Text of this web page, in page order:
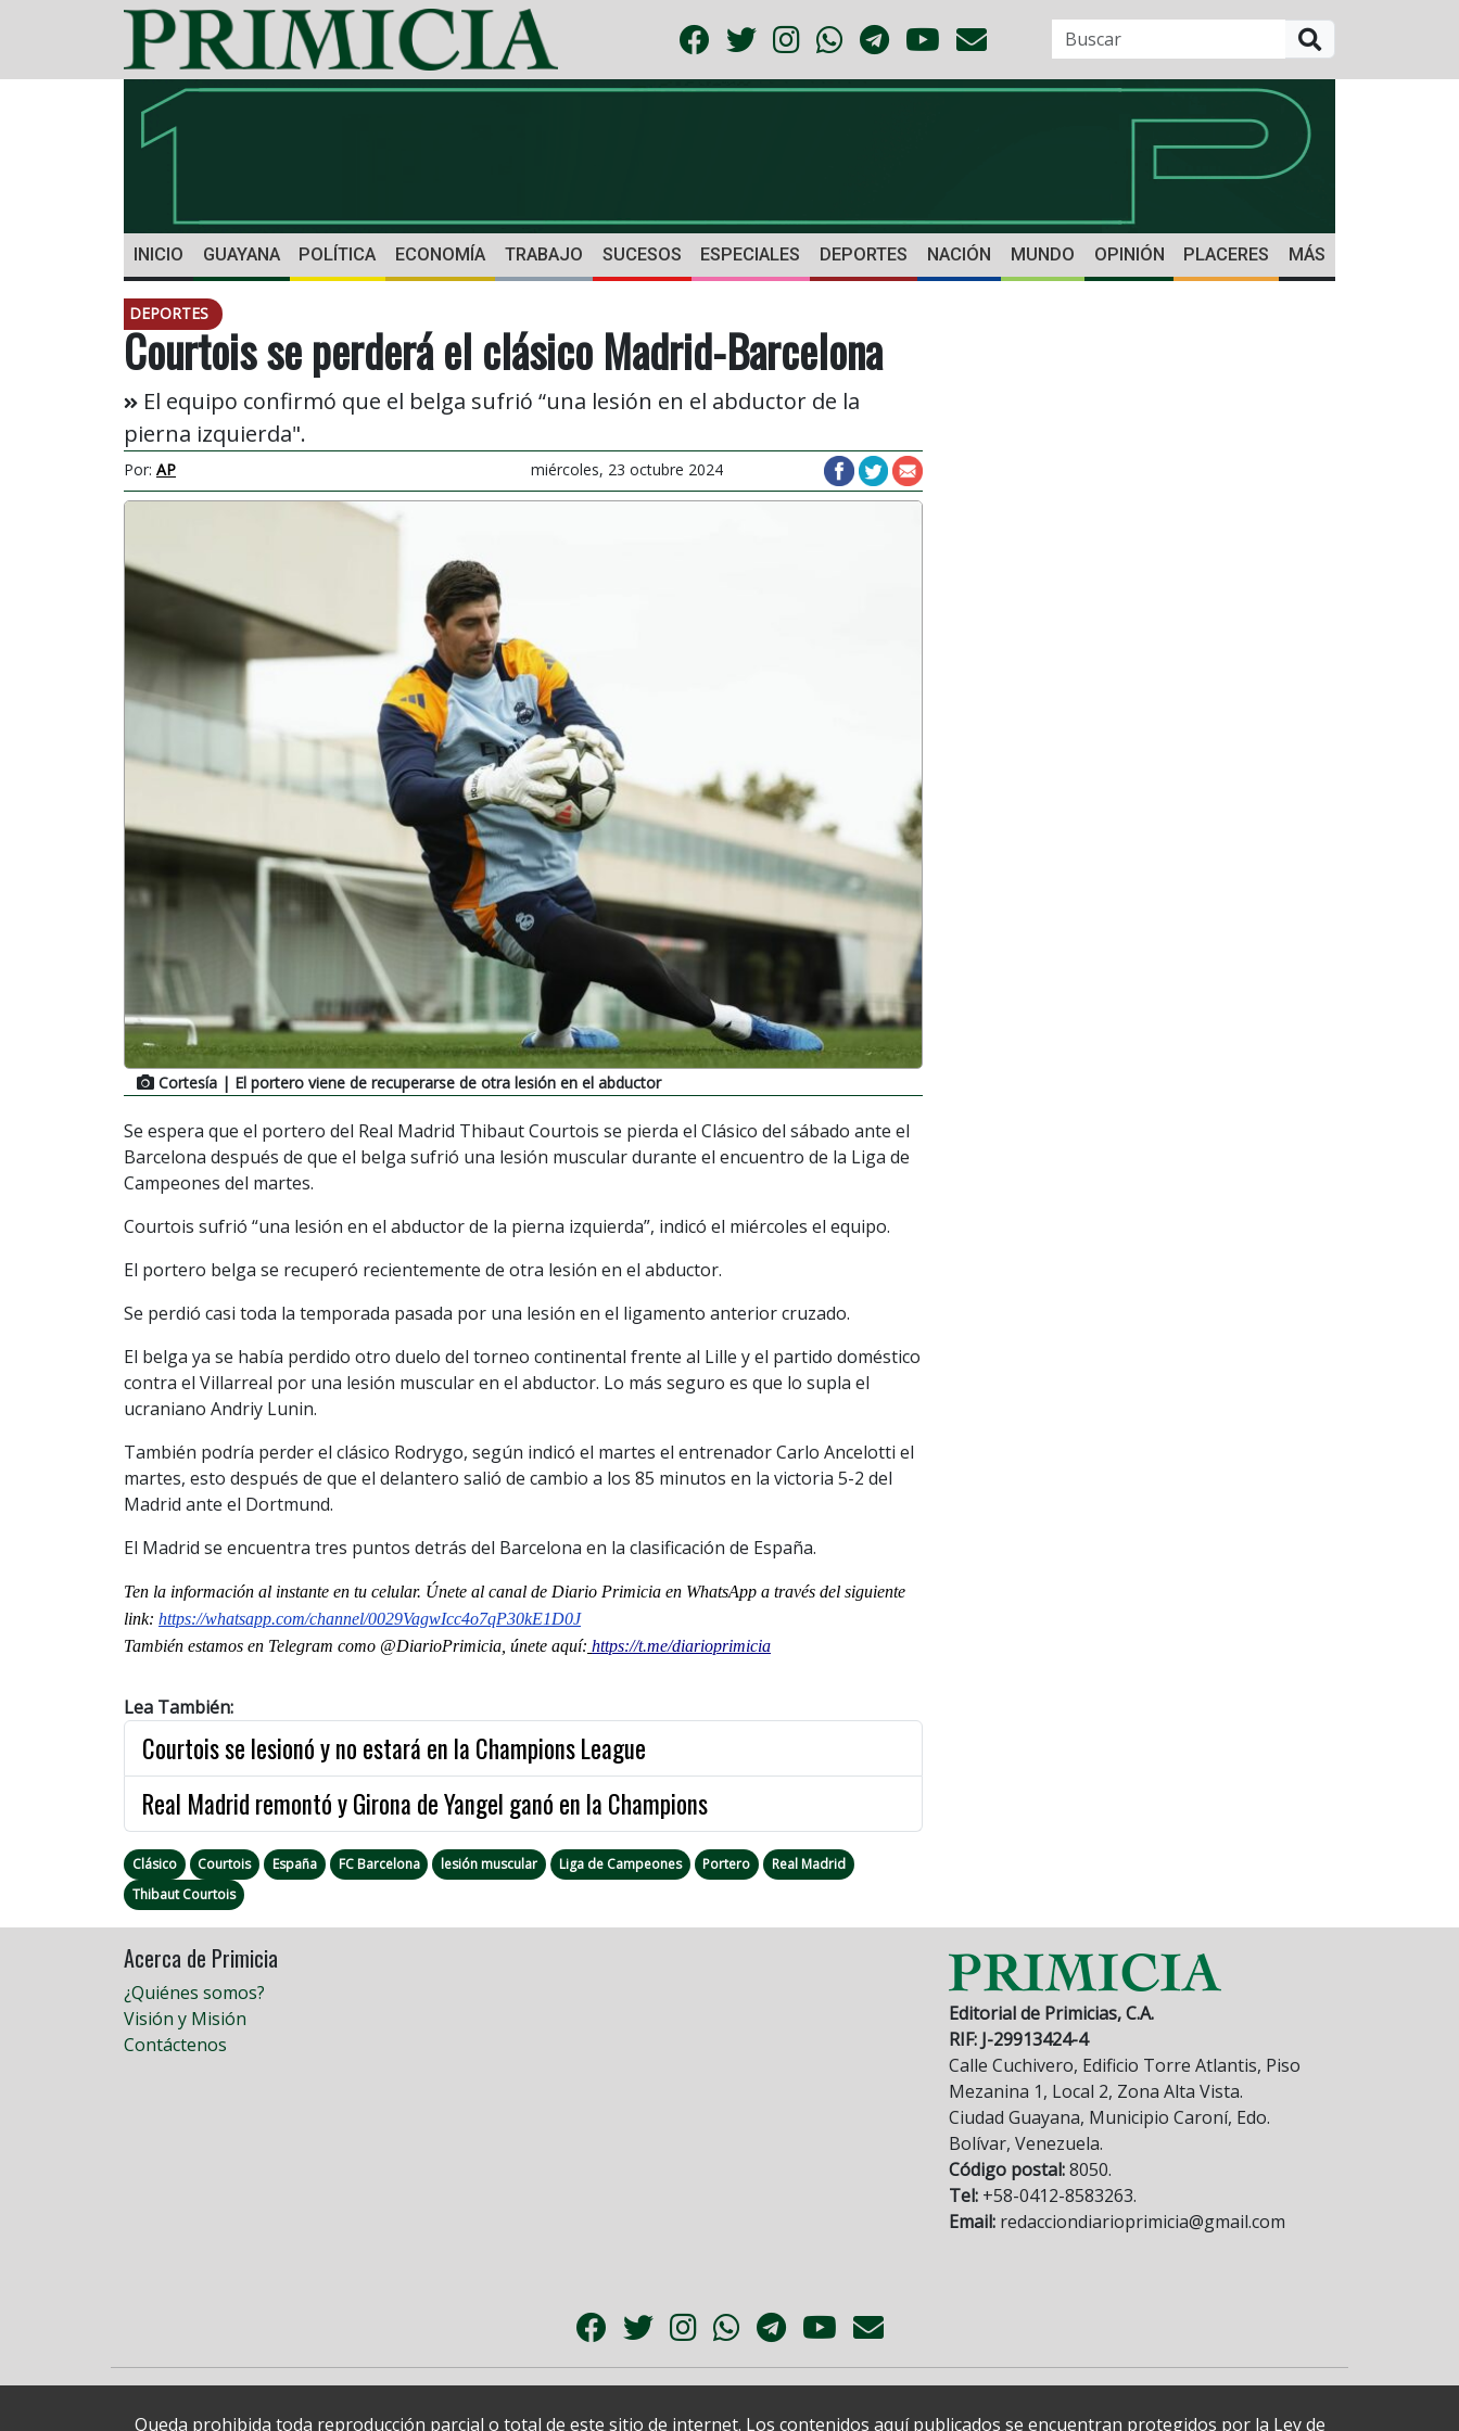
INICIO GUAYANA POLÍTICA ECONOMÍA TRABAJO SUCESOS ESPECIALES DEPORTES NACIÓN MUNDO OPINIÓN PLACERES MÁS
DEPORTES
Courtois se perderá el clásico Madrid-Barcelona
El equipo confirmó que el belga sufrió “una lesión en el abductor de la
pierna izquierda".
Por: AP miércoles, 23 octubre 2024
Cortesía | El portero viene de recuperarse de otra lesión en el abductor
Se espera que el portero del Real Madrid Thibaut Courtois se pierda el Clásico del sábado ante el
Barcelona después de que el belga sufrió una lesión muscular durante el encuentro de la Liga de
Campeones del martes.
Courtois sufrió “una lesión en el abductor de la pierna izquierda”, indicó el miércoles el equipo.
El portero belga se recuperó recientemente de otra lesión en el abductor.
Se perdió casi toda la temporada pasada por una lesión en el ligamento anterior cruzado.
El belga ya se había perdido otro duelo del torneo continental frente al Lille y el partido doméstico
contra el Villarreal por una lesión muscular en el abductor. Lo más seguro es que lo supla el
ucraniano Andriy Lunin.
También podría perder el clásico Rodrygo, según indicó el martes el entrenador Carlo Ancelotti el
martes, esto después de que el delantero salió de cambio a los 85 minutos en la victoria 5-2 del
Madrid ante el Dortmund.
El Madrid se encuentra tres puntos detrás del Barcelona en la clasificación de España.
Ten la información al instante en tu celular. Únete al canal de Diario Primicia en WhatsApp a través del siguiente
link: https://whatsapp.com/channel/0029VagwIcc4o7qP30kE1D0J
También estamos en Telegram como @DiarioPrimicia, únete aquí: https://t.me/diarioprimicia
Lea También:
Courtois se lesionó y no estará en la Champions League
Real Madrid remontó y Girona de Yangel ganó en la Champions
Clásico Courtois España FC Barcelona lesión muscular Liga de Campeones Portero
Real Madrid
Thibaut Courtois
Acerca de Primicia
¿Quiénes somos?
Visión y Misión
Contáctenos
Editorial de Primicias, C.A.
RIF: J-29913424-4
Calle Cuchivero, Edificio Torre Atlantis, Piso
Mezanina 1, Local 2, Zona Alta Vista.
Ciudad Guayana, Municipio Caroní, Edo.
Bolívar, Venezuela.
Código postal:8050.
Tel: +58-0412-8583263.
Email: redacciondiarioprimicia@gmail.com
Queda prohibida toda reproducción parcial o total de este sitio de internet. Los contenidos aquí publicados se encuentran protegidos por la Ley de